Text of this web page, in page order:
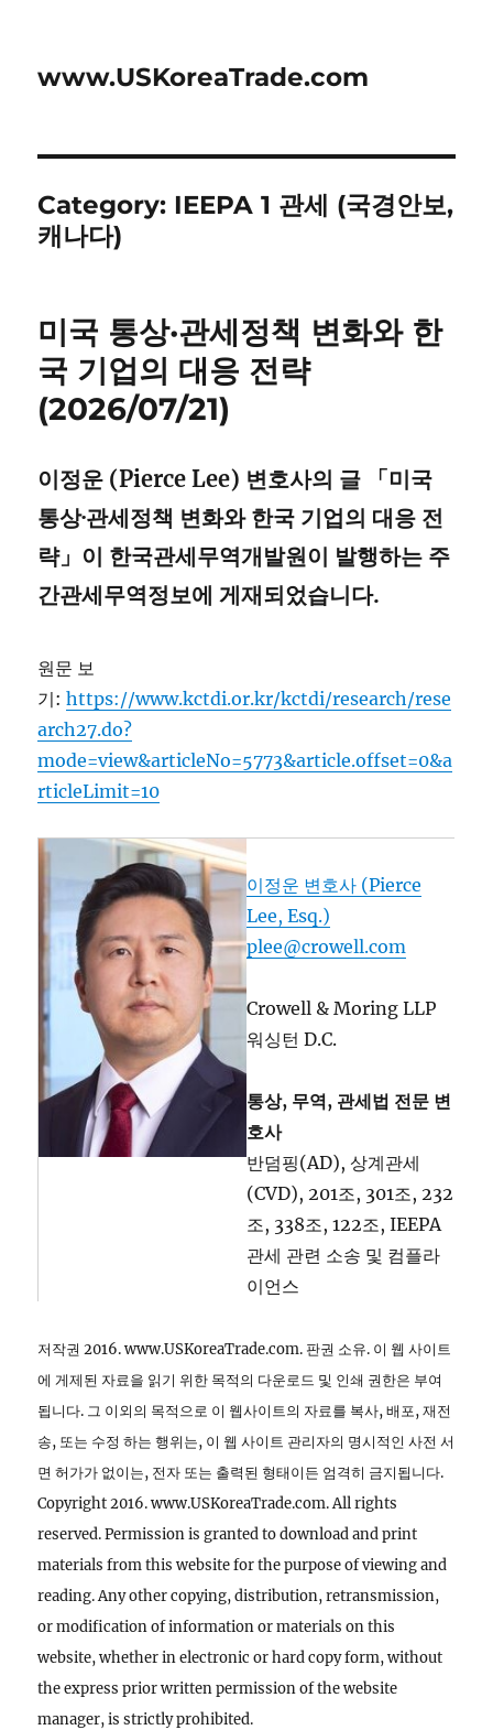
www.USKoreaTrade.com
Category: IEEPA 1 관세 (국경안보,
캐나다)
미국 통상·관세정책 변화와 한
국 기업의 대응 전략
(2026/07/21)
이정운 (Pierce Lee) 변호사의 글 「미국
통상·관세정책 변화와 한국 기업의 대응 전
략」이 한국관세무역개발원이 발행하는 주
간관세무역정보에 게재되었습니다.
원문 보
기:https://www.kctdi.or.kr/kctdi/research/rese
arch27.do?
mode=view&articleNo=5773&article.offset=0&a
rticleLimit=10
이정운 변호사 (Pierce
Lee, Esq.)
plee@crowell.com
Crowell & Moring LLP
워싱턴 D.C.
통상, 무역, 관세법 전문 변
호사
반덤핑(AD), 상계관세
(CVD), 201조, 301조, 232
조, 338조, 122조, IEEPA
관세 관련 소송 및 컴플라
이언스
저작권 2016. www.USKoreaTrade.com. 판권 소유. 이 웹 사이트
에 게제된 자료을 읽기 위한 목적의 다운로드 및 인쇄 권한은 부여
됩니다. 그 이외의 목적으로 이 웹사이트의 자료를 복사, 배포, 재전
송, 또는 수정 하는 행위는, 이 웹 사이트 관리자의 명시적인 사전 서
면 허가가 없이는, 전자 또는 출력된 형태이든 엄격히 금지됩니다.
Copyright 2016. www.USKoreaTrade.com. All rights
reserved. Permission is granted to download and print
materials from this website for the purpose of viewing and
reading. Any other copying, distribution, retransmission,
or modification of information or materials on this
website, whether in electronic or hard copy form, without
the express prior written permission of the website
manager, is strictly prohibited.